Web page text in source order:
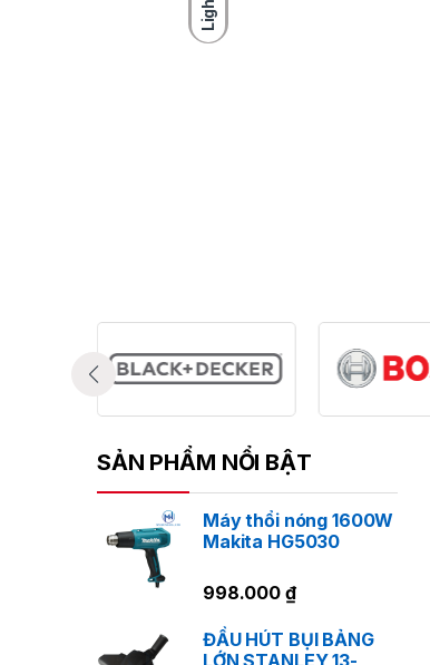
Light
SẢN PHẨM NỔI BẬT
Máy thổi nóng 1600W
Makita HG5030
998.000 ₫
ĐẦU HÚT BỤI BẢNG
LỚN STANLEY 13-